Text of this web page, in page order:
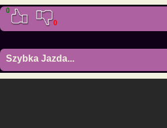
0
0
Szybka Jazda...